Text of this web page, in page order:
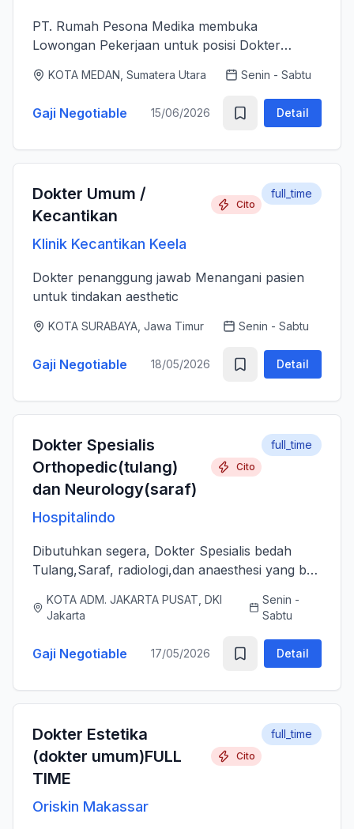
PT. Rumah Pesona Medika membuka
Lowongan Pekerjaan untuk posisi Dokter
layanan medis estetika yang aman, profesional
dan berkualitas tinggi sesuai standar k...
KOTA MEDAN, Sumatera Utara Senin - Sabtu
Gaji Negotiable 15/06/2026 Detail
Dokter Umum /
Kecantikan
Cito
Klinik Kecantikan Keela
full_time
Dokter penanggung jawab Menangani pasien
untuk tindakan aesthetic
KOTA SURABAYA, Jawa Timur Senin - Sabtu
Gaji Negotiable 18/05/2026 Detail
Dokter Spesialis
Orthopedic(tulang)
dan Neurology(saraf)
Cito
Hospitalindo
full_time
Dibutuhkan segera, Dokter Spesialis bedah
Tulang,Saraf, radiologi,dan anaesthesi yang bs
ramah dan berjiwa sosial. Bersedia bergabung
KOTA ADM. JAKARTA PUSAT, DKI
Jakarta
Senin -
Sabtu
Gaji Negotiable 17/05/2026 Detail
Dokter Estetika
(dokter umum)FULL
TIME
Cito
Oriskin Makassar
full_time